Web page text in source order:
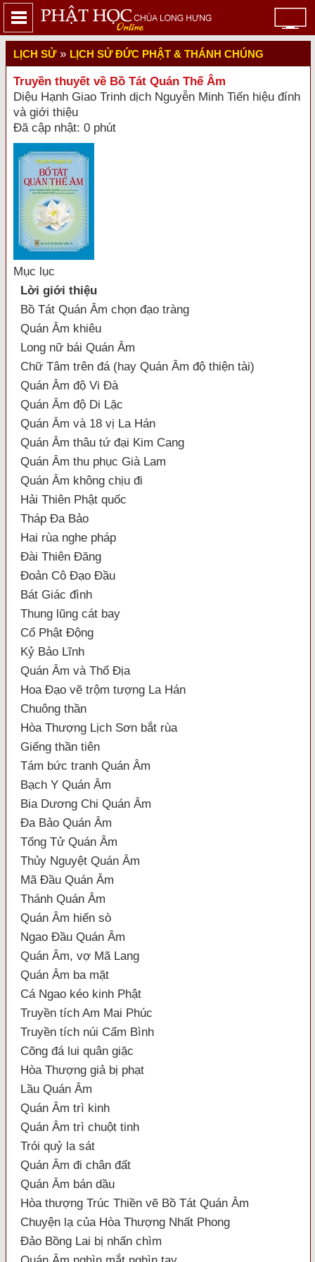
LỊCH SỬ» LỊCH SỬ ĐỨC PHẬT & THÁNH CHÚNG
Truyền thuyết về Bồ Tát Quán Thế Âm
Diệu Hạnh Giao Trinh dịch Nguyễn Minh Tiến hiệu đính
và giới thiệu
Đã cập nhật: 0 phút
Mục lục
Lời giới thiệu
Bồ Tát Quán Âm chọn đạo tràng
Quán Âm khiêu
Long nữ bái Quán Âm
Chữ Tâm trên đá (hay Quán Âm độ thiện tài)
Quán Âm độ Vi Đà
Quán Âm độ Di Lặc
Quán Âm và 18 vị La Hán
Quán Âm thâu tứ đại Kim Cang
Quán Âm thu phục Già Lam
Quán Âm không chịu đi
Hải Thiên Phật quốc
Tháp Đa Bảo
Hai rùa nghe pháp
Đài Thiên Đăng
Đoản Cô Đạo Đầu
Bát Giác đình
Thung lũng cát bay
Cổ Phật Động
Kỷ Bảo Lĩnh
Quán Âm và Thổ Địa
Hoa Đạo vẽ trộm tượng La Hán
Chuông thần
Hòa Thượng Lịch Sơn bắt rùa
Giếng thần tiên
Tám bức tranh Quán Âm
Bạch Y Quán Âm
Bia Dương Chi Quán Âm
Đa Bảo Quán Âm
Tống Tử Quán Âm
Thủy Nguyệt Quán Âm
Mã Đầu Quán Âm
Thánh Quán Âm
Quán Âm hiến sò
Ngao Đầu Quán Âm
Quán Âm, vợ Mã Lang
Quán Âm ba mặt
Cá Ngao kéo kinh Phật
Truyền tích Am Mai Phúc
Truyền tích núi Cẩm Bình
Cõng đá lui quân giặc
Hòa Thượng giả bị phạt
Lầu Quán Âm
Quán Âm trì kinh
Quán Âm trì chuột tinh
Trói quỷ la sát
Quán Âm đi chân đất
Quán Âm bán dầu
Hòa thượng Trúc Thiền vẽ Bồ Tát Quán Âm
Chuyện lạ của Hòa Thượng Nhất Phong
Đảo Bồng Lai bị nhấn chìm